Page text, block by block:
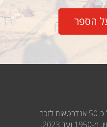
הספר
מרדכי, אמן בולט בישראל, פיסל כ-50 אנדרטאות לזכר
נופלים, השואה ומייסדים. יצירותיו, מ-1950 ועד 2023,